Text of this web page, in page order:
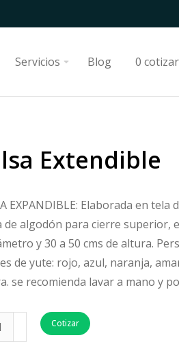
Servicios Blog 0 cotizar
Extendible
EXPANDIBLE: Elaborada en
de algodón para cierre superior,
y 30 a 50 cms de altura.
de yute: rojo, azul, naranja,
se recomienda lavar a mano y
Cotizar